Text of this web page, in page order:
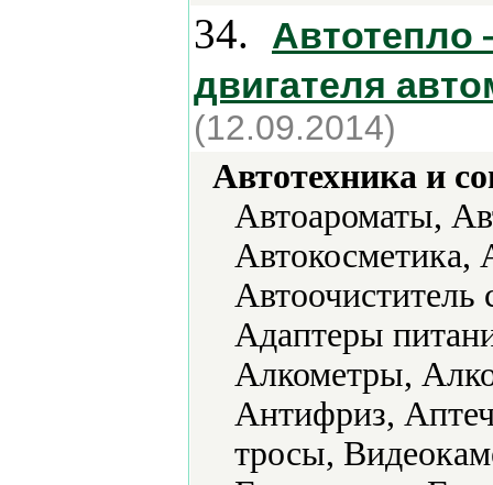
34.
Автотепло
двигателя
(12.09.2014)
Автотехника и
Автоароматы,
Автокосметика,
Адаптеры
Алкометры,
Антифриз,
тросы,